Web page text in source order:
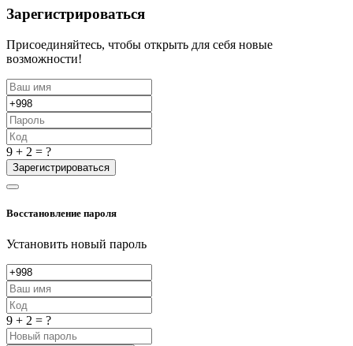
Зарегистрироваться
Присоединяйтесь, чтобы открыть для себя новые
возможности!
9 + 2 = ?
Зарегистрироваться
Восстановление пароля
Установить новый пароль
9 + 2 = ?